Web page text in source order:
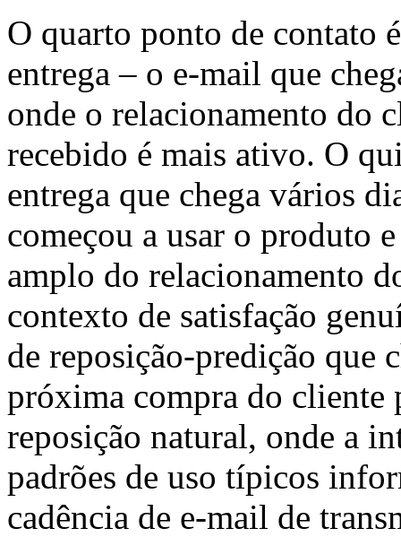
O quarto ponto de contato
entrega – o e-mail que
onde o relacionamento do
recebido é mais ativo. O
entrega que chega vários
começou a usar o produto
amplo do relacionamento
contexto de satisfação
de reposição-predição que
próxima compra do cliente
reposição natural, onde a
padrões de uso típicos
cadência de e-mail de